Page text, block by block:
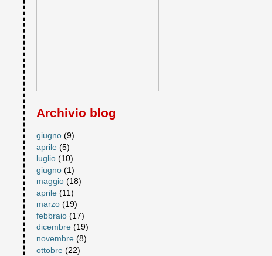
Archivio blog
giugno (9)
aprile (5)
luglio (10)
giugno (1)
maggio (18)
aprile (11)
marzo (19)
febbraio (17)
dicembre (19)
novembre (8)
ottobre (22)